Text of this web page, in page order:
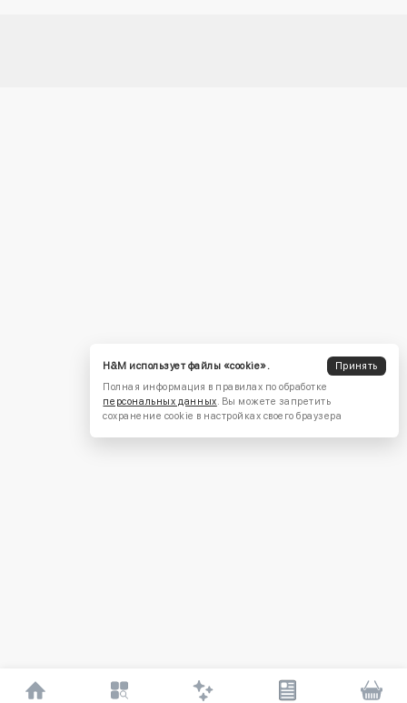
H&M использует файлы «cookie».
Принять
Полная информация в правилах по обработке
персональных данных. Вы можете запретить
сохранение cookie в настройках своего браузера